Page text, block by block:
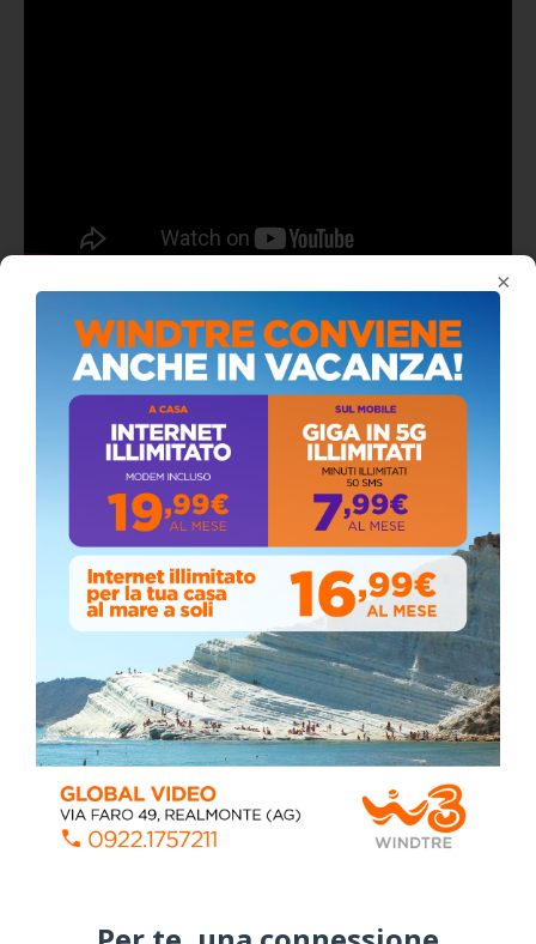
×
ALMANACCO DEL GIORNO
Coronavirus: messaggio del Sindaco Zambito
ai cittadini
Domenica, Novembre 22, 2020
Circolo della stampa, terzo appuntamento
con il giornalista Giacinto Pipitone
Martedì, Agosto 04, 2026